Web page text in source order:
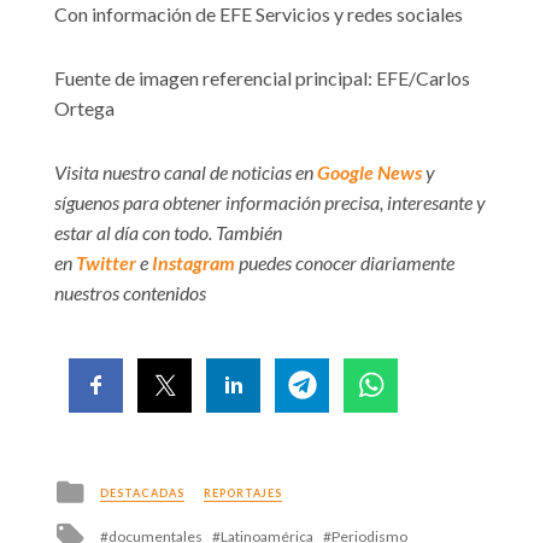
Con información de EFE Servicios y redes sociales
Fuente de imagen referencial principal: EFE/Carlos
Ortega
Visita nuestro canal de noticias enGoogle Newsy
síguenos para obtener información precisa, interesante y
estar al día con todo. También
en Twittere Instagram puedes conocer diariamente
nuestros contenidos
Posted
in
DESTACADAS REPORTAJES
Tagged
documentales Latinoamérica
Periodismo